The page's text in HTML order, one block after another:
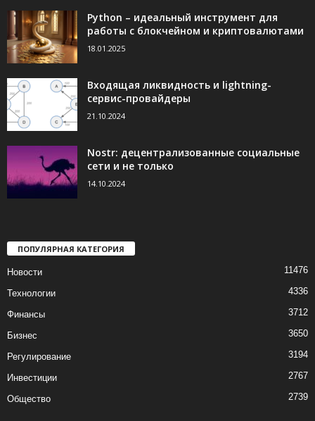
Python – идеальный инструмент для
работы с блокчейном и криптовалютами
18.01.2025
Входящая ликвидность и lightning-
сервис-провайдеры
21.10.2024
Nostr: децентрализованные социальные
сети и не только
14.10.2024
ПОПУЛЯРНАЯ КАТЕГОРИЯ
Новости 11476
Технологии 4336
Финансы 3712
Бизнес 3650
Регулирование 3194
Инвестиции 2767
Общество 2739